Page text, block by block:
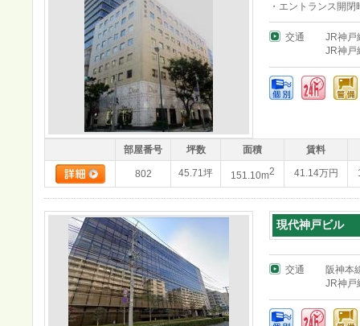
・エントランス開
交通
JR神戸
JR神戸
部屋番号 坪数 面積 賃料
802 45.71坪 151.10m2 41.14万円
現代神戸ビル
交通
阪神本
JR神戸